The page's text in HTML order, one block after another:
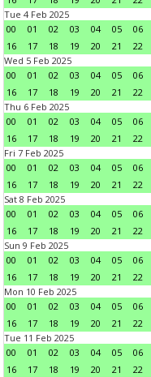
Tue 4 Feb 2025
00
01 02 03 04 05 06
16
17 18 19 20 21 22
Wed 5 Feb 2025
00
01 02 03 04 05 06
16
17 18 19 20 21 22
Thu 6 Feb 2025
00
01 02 03 04 05 06
16
17 18 19 20 21 22
Fri 7 Feb 2025
00
01 02 03 04 05 06
16
17 18 19 20 21 22
Sat 8 Feb 2025
00
01 02 03 04 05 06
16
17 18 19 20 21 22
Sun 9 Feb 2025
00
01 02 03 04 05 06
16
17 18 19 20 21 22
Mon 10 Feb 2025
00
01 02 03 04 05 06
16
17 18 19 20 21 22
Tue 11 Feb 2025
00
01 02 03 04 05 06
16
17 18 19 20 21 22